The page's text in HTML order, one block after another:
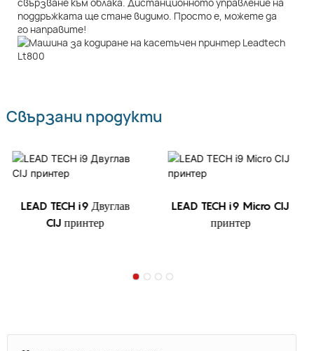
свързване към облака. Дистанционното управление на
поддръжката ще стане видимо. Просто е, можете да
го направите!
Свързани продукти
LEAD TECH i9 Двуглав
CIJ принтер
LEAD TECH i9 Micro CIJ
принтер